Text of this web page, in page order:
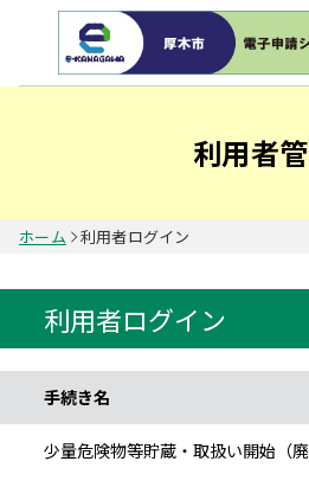
利用者
ホーム 利用者ログイン
利用者ログイン
手続き名
少量危険物等貯蔵・取扱い開始（